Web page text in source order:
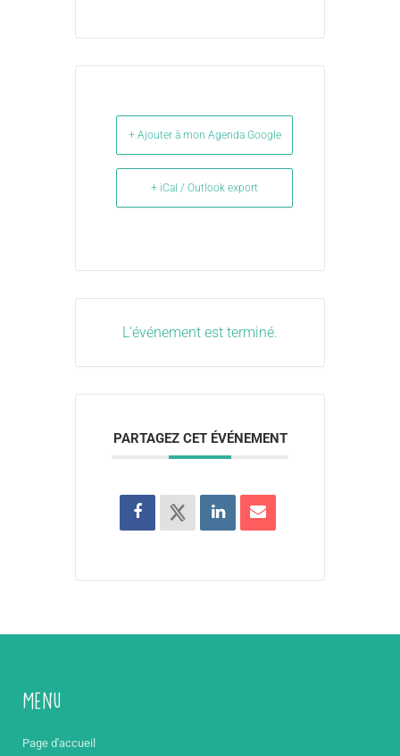
+ Ajouter à mon Agenda Google
+ iCal / Outlook export
L'événement est terminé.
PARTAGEZ CET ÉVÉNEMENT
Menu
Page d'accueil